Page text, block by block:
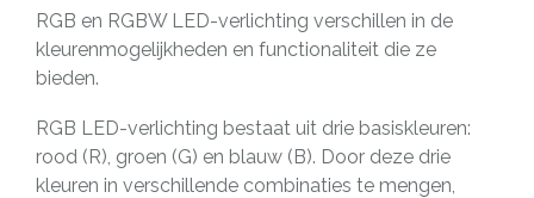
RGB en RGBW LED-verlichting verschillen in de
kleurenmogelijkheden en functionaliteit die ze
bieden.
RGB LED-verlichting bestaat uit drie basiskleuren:
rood (R), groen (G) en blauw (B). Door deze drie
kleuren in verschillende combinaties te mengen,